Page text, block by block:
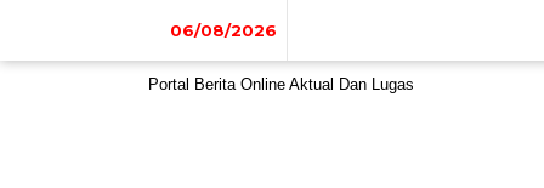
06/08/2026
Portal Berita Online Aktual Dan Lugas